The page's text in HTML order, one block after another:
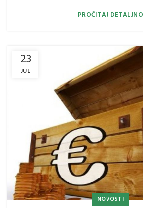
PROČITAJ DETALJNO
23
JUL
NOVOSTI